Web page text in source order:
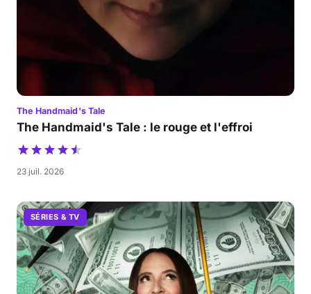
The Handmaid's Tale
The Handmaid's Tale : le rouge et l'effroi
23 juil. 2026
SÉRIES & TV